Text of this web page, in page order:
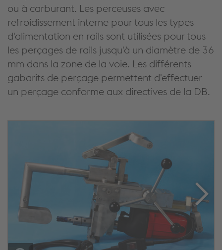
ou à carburant. Les perceuses avec
refroidissement interne pour tous les types
d'alimentation en rails sont utilisées pour tous
les perçages de rails jusqu'à un diamètre de 36
mm dans la zone de la voie. Les différents
gabarits de perçage permettent d'effectuer
un perçage conforme aux directives de la DB.